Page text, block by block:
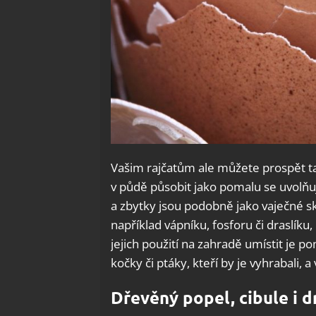
Vašim rajčatům ale můžete prospět
v půdě působit jako pomalu se
a zbytky jsou podobně jako vaječné
například vápníku, fosforu či
jejich použití na zahradě umístit je
kočky či ptáky, kteří by je vyhrabali,
Dřevěný popel, cibule i